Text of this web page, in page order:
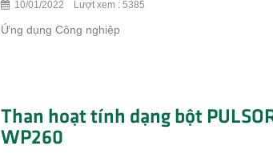
10/01/2022 Lượt xem : 5385
Ứng dụng Công nghiệp
Than hoạt tính dạng bột
WP260